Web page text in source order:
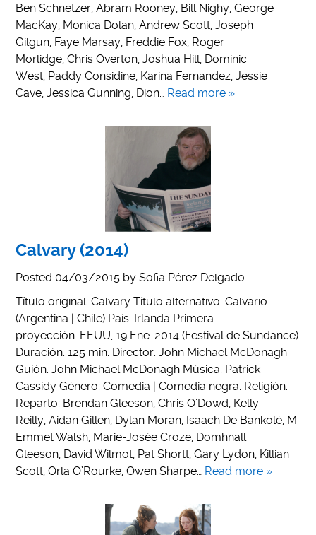
Ben Schnetzer, Abram Rooney, Bill Nighy, George
MacKay, Monica Dolan, Andrew Scott, Joseph
Gilgun, Faye Marsay, Freddie Fox, Roger
Morlidge, Chris Overton, Joshua Hill, Dominic
West, Paddy Considine, Karina Fernandez, Jessie
Cave, Jessica Gunning, Dion… Read more »
Calvary (2014)
Posted 04/03/2015 bySofia Pérez Delgado
Título original: Calvary Título alternativo: Calvario
(Argentina | Chile) País: Irlanda Primera
proyección: EEUU, 19 Ene. 2014 (Festival de Sundance)
Duración: 125 min. Director: John Michael McDonagh
Guión: John Michael McDonagh Música: Patrick
Cassidy Género: Comedia | Comedia negra. Religión.
Reparto: Brendan Gleeson, Chris O’Dowd, Kelly
Reilly, Aidan Gillen, Dylan Moran, Isaach De Bankolé, M.
Emmet Walsh, Marie-Josée Croze, Domhnall
Gleeson, David Wilmot, Pat Shortt, Gary Lydon, Killian
Scott, Orla O’Rourke, Owen Sharpe… Read more »